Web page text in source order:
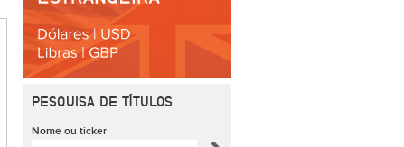
PESQUISA DE TÍTULOS
Nome ou ticker